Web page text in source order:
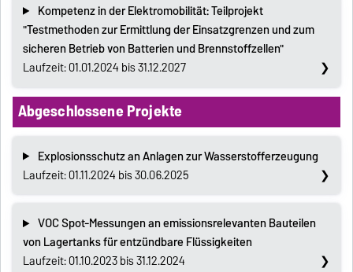
Kompetenz in der Elektromobilität: Teilprojekt
"Testmethoden zur Ermittlung der Einsatzgrenzen und zum
sicheren Betrieb von Batterien und Brennstoffzellen"
Laufzeit: 01.01.2024 bis 31.12.2027
Abgeschlossene Projekte
Explosionsschutz an Anlagen zur Wasserstofferzeugung
Laufzeit: 01.11.2024 bis 30.06.2025
VOC Spot-Messungen an emissionsrelevanten Bauteilen
von Lagertanks für entzündbare Flüssigkeiten
Laufzeit: 01.10.2023 bis 31.12.2024